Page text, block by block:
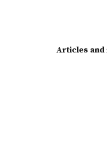
Articles and